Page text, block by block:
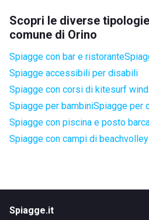
Scopri le diverse
comune di Orino
Spiagge con bar e ristorante
Spiagge accessibili per disabili
Spiagge con corsi di kitesurf
Spiagge per bambiniSpiagge per
Spiagge con piscina e posto
Spiagge con campi di
Spiagge.it